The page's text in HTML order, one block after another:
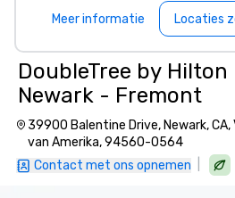
Meer informatie Locaties
DoubleTree by Hilton
Newark - Fremont
39900 Balentine Drive, Newark,
van Amerika, 94560-0564
Contact met ons opnemen